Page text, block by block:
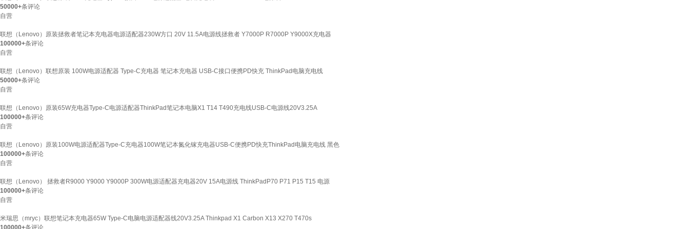
50000+条评论
自营
联想（Lenovo）原装拯救者笔记本充电器电源适配器230W方口 20V 11.5A电源线拯救者 Y7000P R7000P Y9000X充电器
100000+条评论
自营
联想（Lenovo）联想原装 100W电源适配器 Type-C充电器 笔记本充电器 USB-C接口便携PD快充 ThinkPad电脑充电线
50000+条评论
自营
联想（Lenovo）原装65W充电器Type-C电源适配器ThinkPad笔记本电脑X1 T14 T490充电线USB-C电源线20V3.25A
100000+条评论
自营
联想（Lenovo）原装100W电源适配器Type-C充电器100W笔记本氮化镓充电器USB-C便携PD快充ThinkPad电脑充电线 黑色
100000+条评论
自营
联想（Lenovo） 拯救者R9000 Y9000 Y9000P 300W电源适配器充电器20V 15A电源线 ThinkPadP70 P71 P15 T15 电源
100000+条评论
自营
米瑞思（mryc）联想笔记本充电器65W Type-C电脑电源适配器线20V3.25A Thinkpad X1 Carbon X13 X270 T470s
100000+条评论